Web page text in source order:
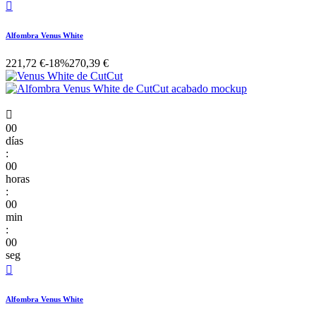

Alfombra Venus White
221,72 €-18%270,39 €

00
días
:
00
horas
:
00
min
:
00
seg

Alfombra Venus White